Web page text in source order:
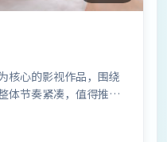
核心的影视作品，围绕
体节奏紧凑，值得推荐